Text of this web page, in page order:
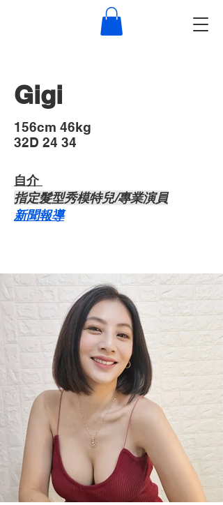
Gigi
​156cm 46kg
32D 24 34
自介 ​
​指定髮型秀模特兒/專業演員
​新聞報導